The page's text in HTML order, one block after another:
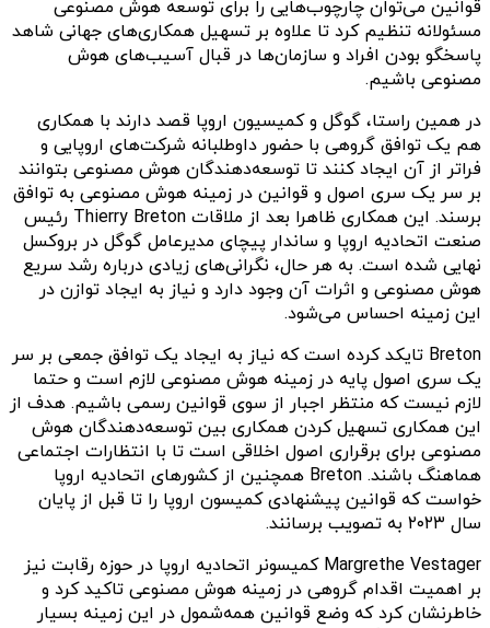
قوانین می‌توان چارچوب‌هایی را برای توسعه هوش مصنوعی
مسئولانه تنظیم کرد تا علاوه بر تسهیل همکاری‌های جهانی شاهد
پاسخگو بودن افراد و سازمان‌ها در قبال آسیب‌های هوش
مصنوعی باشیم.
در همین راستا، گوگل و کمیسیون اروپا قصد دارند با همکاری
هم یک توافق گروهی با حضور داوطلبانه شرکت‌های اروپایی و
فراتر از آن ایجاد کنند تا توسعه‌دهندگان هوش مصنوعی بتوانند
بر سر یک سری اصول و قوانین در زمینه هوش مصنوعی به توافق
برسند. این همکاری ظاهرا بعد از ملاقات Thierry Breton رئیس
صنعت اتحادیه اروپا و ساندار پیچای مدیرعامل گوگل در بروکسل
نهایی شده است. به هر حال، نگرانی‌های زیادی درباره رشد سریع
هوش مصنوعی و اثرات آن وجود دارد و نیاز به ایجاد توازن در
این زمینه احساس می‌شود.
Breton تایکد کرده است که نیاز به ایجاد یک توافق جمعی بر سر
یک سری اصول پایه در زمینه هوش مصنوعی لازم است و حتما
لازم نیست که منتظر اجبار از سوی قوانین رسمی باشیم. هدف از
این همکاری تسهیل کردن همکاری بین توسعه‌دهندگان هوش
مصنوعی برای برقراری اصول اخلاقی است تا با انتظارات اجتماعی
هماهنگ باشند. Breton همچنین از کشورهای اتحادیه اروپا
خواست که قوانین پیشنهادی کمیسون اروپا را تا قبل از پایان
سال ۲۰۲۳ به تصویب برسانند.
Margrethe Vestager کمیسونر اتحادیه اروپا در حوزه رقابت نیز
بر اهمیت اقدام گروهی در زمینه هوش مصنوعی تاکید کرد و
خاطرنشان کرد که وضع قوانین همه‌شمول در این زمینه بسیار